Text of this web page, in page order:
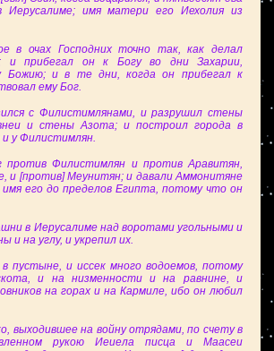
Иерусалиме; имя матери его Иехолия из
в очах Господних точно так, как делал
и прибегал он к Богу во дни Захарии,
Божию; и в те дни, когда он прибегал к
ему Бог.
с Филистимлянами, и разрушил стены
и стены Азота; и построил города в
у Филистимлян.
против Филистимлян и против Аравитян,
и [против] Меунитян; и давали Аммонитяне
его до пределов Египта, потому что он
в Иерусалиме над воротами угольными и
и на углу, и укрепил их.
пустыне, и иссек много водоемов, потому
и на низменности и на равнине, и
на горах и на Кармиле, ибо он любил
выходившее на войну отрядами, по счету в
рукою Иеиела писца и Маасеи